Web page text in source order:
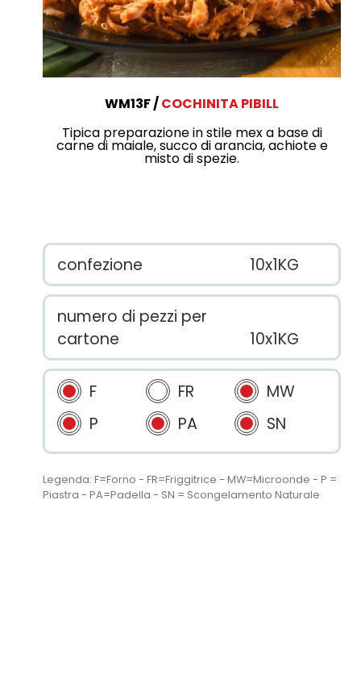
WM13F
COCHINITA PIBILL
Tipica preparazione in stile mex a base di
carne di maiale, succo di arancia, achiote e
misto di spezie.
confezione 10x1KG
numero di pezzi per
cartone
10x1KG
F FR
MW
P
PA SN
Legenda: F=Forno - FR=Friggitrice - MW=Microonde - P =
Piastra - PA=Padella - SN = Scongelamento Naturale